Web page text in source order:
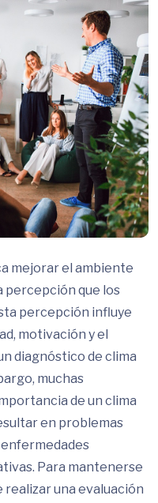
mejorar el ambiente
percepción que los
percepción influye
motivación y el
diagnóstico de clima
muchas
de un clima
en problemas
Para mantenerse
una evaluación